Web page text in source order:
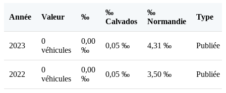
Année Valeur ‰
‰
Calvados
‰
Normandie
Type
2023
0
véhicules
0,00
‰
0,05 ‰ 4,31 ‰ Publiée
2022
0
véhicules
0,00
‰
0,05 ‰ 3,50 ‰ Publiée